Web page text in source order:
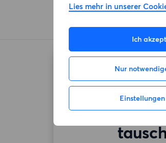
Lies mehr in unserer
Ich
Nur
Möchtest